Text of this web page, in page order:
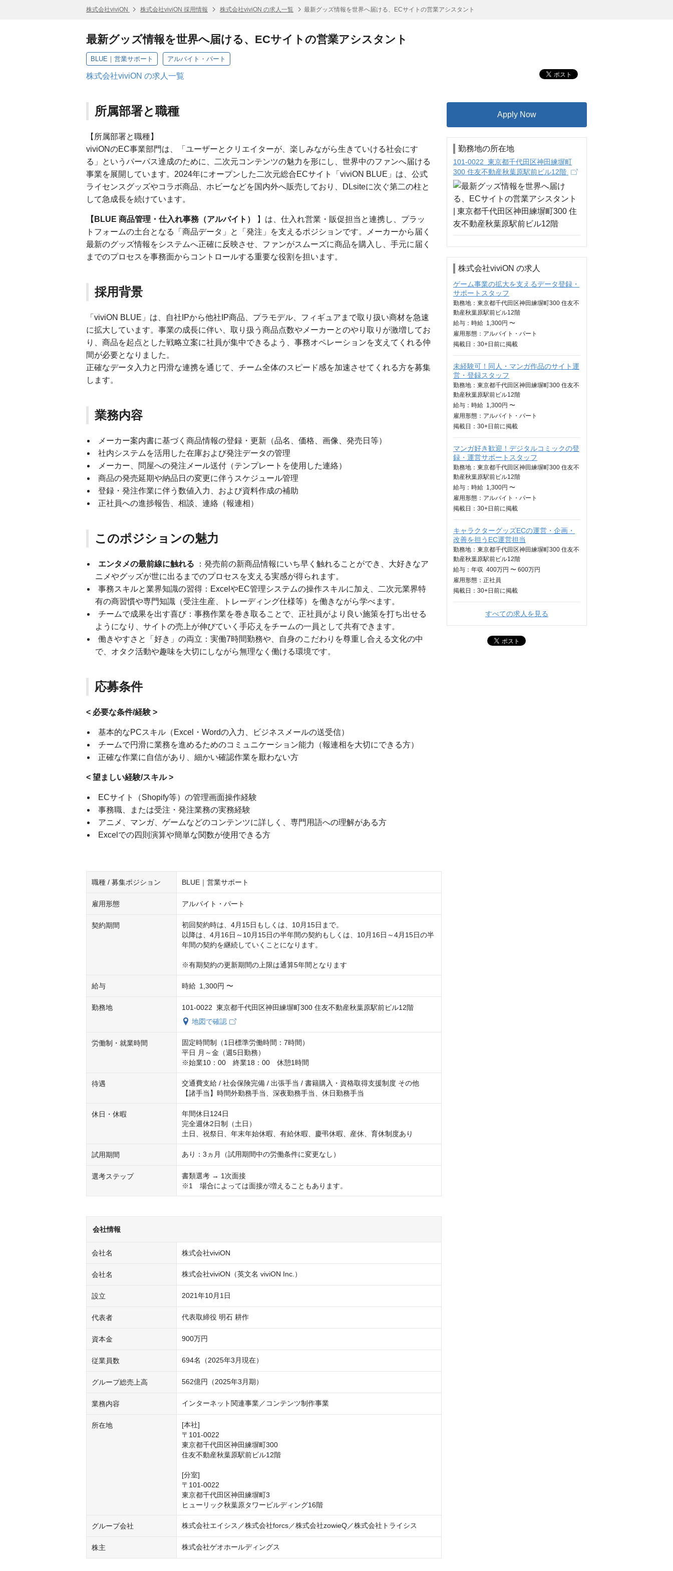
株式会社viviON 株式会社viviON 採用情報 株式会社viviON の求人一覧 最新グッズ情報を世界へ届ける、ECサイトの営業アシスタント
最新グッズ情報を世界へ届ける、ECサイトの営業アシスタント
BLUE｜営業サポート アルバイト・パート
株式会社viviON の求人一覧
所属部署と職種
【所属部署と職種】
viviONのEC事業部門は、「ユーザーとクリエイターが、楽しみながら生きていける社会にす
る」というパーパス達成のために、二次元コンテンツの魅力を形にし、世界中のファンへ届ける
事業を展開しています。2024年にオープンした二次元総合ECサイト「viviON BLUE」は、公式
ライセンスグッズやコラボ商品、ホビーなどを国内外へ販売しており、DLsiteに次ぐ第二の柱と
して急成長を続けています。
【BLUE 商品管理・仕入れ事務（アルバイト）
】は、仕入れ営業・販促担当と連携し、プラッ
トフォームの土台となる「商品データ」と「発注」を支えるポジションです。メーカーから届く
最新のグッズ情報をシステムへ正確に反映させ、ファンがスムーズに商品を購入し、手元に届く
までのプロセスを事務面からコントロールする重要な役割を担います。
採用背景
「viviON BLUE」は、自社IPから他社IP商品、プラモデル、フィギュアまで取り扱い商材を急速
に拡大しています。事業の成長に伴い、取り扱う商品点数やメーカーとのやり取りが激増してお
り、商品を起点とした戦略立案に社員が集中できるよう、事務オペレーションを支えてくれる仲
間が必要となりました。
正確なデータ入力と円滑な連携を通じて、チーム全体のスピード感を加速させてくれる方を募集
します。
業務内容
メーカー案内書に基づく商品情報の登録・更新（品名、価格、画像、発売日等）
社内システムを活用した在庫および発注データの管理
メーカー、問屋への発注メール送付（テンプレートを使用した連絡）
商品の発売延期や納品日の変更に伴うスケジュール管理
登録・発注作業に伴う数値入力、および資料作成の補助
正社員への進捗報告、相談、連絡（報連相）
このポジションの魅力
エンタメの最前線に触れる ：発売前の新商品情報にいち早く触れることができ、大好きなア
ニメやグッズが世に出るまでのプロセスを支える実感が得られます。
事務スキルと業界知識の習得：ExcelやEC管理システムの操作スキルに加え、二次元業界特
有の商習慣や専門知識（受注生産、トレーディング仕様等）を働きながら学べます。
チームで成果を出す喜び：事務作業を巻き取ることで、正社員がより良い施策を打ち出せる
ようになり、サイトの売上が伸びていく手応えをチームの一員として共有できます。
働きやすさと「好き」の両立：実働7時間勤務や、自身のこだわりを尊重し合える文化の中
で、オタク活動や趣味を大切にしながら無理なく働ける環境です。
応募条件
< 必要な条件/経験 >
基本的なPCスキル（Excel・Wordの入力、ビジネスメールの送受信）
チームで円滑に業務を進めるためのコミュニケーション能力（報連相を大切にできる方）
正確な作業に自信があり、細かい確認作業を厭わない方
< 望ましい経験/スキル >
ECサイト（Shopify等）の管理画面操作経験
事務職、または受注・発注業務の実務経験
アニメ、マンガ、ゲームなどのコンテンツに詳しく、専門用語への理解がある方
Excelでの四則演算や簡単な関数が使用できる方
職種 / 募集ポジション BLUE｜営業サポート
雇用形態 アルバイト・パート
契約期間
初回契約時は、4月15日もしくは、10月15日まで。
以降は、4月16日～10月15日の半年間の契約もしくは、10月16日～4月15日の半
年間の契約を継続していくことになります。
※有期契約の更新期間の上限は通算5年間となります
給与 時給 1,300円 〜
勤務地
101-0022 東京都千代田区神田練塀町300 住友不動産秋葉原駅前ビル12階
地図で確認
労働制・就業時間
固定時間制（1日標準労働時間：7時間）
平日 月～金（週5日勤務）
※始業10：00　終業18：00　休憩1時間
待遇
交通費支給 / 社会保険完備 / 出張手当 / 書籍購入・資格取得支援制度 その他
【諸手当】時間外勤務手当、深夜勤務手当、休日勤務手当
休日・休暇
年間休日124日
完全週休2日制（土日）
土日、祝祭日、年末年始休暇、有給休暇、慶弔休暇、産休、育休制度あり
試用期間 あり：3ヵ月（試用期間中の労働条件に変更なし）
選考ステップ
書類選考 → 1次面接
※1　場合によっては面接が増えることもあります。
会社情報
会社名 株式会社viviON
会社名 株式会社viviON（英文名 viviON Inc.）
設立 2021年10月1日
代表者 代表取締役 明石 耕作
資本金 900万円
従業員数 694名（2025年3月現在）
グループ総売上高 562億円（2025年3月期）
業務内容 インターネット関連事業／コンテンツ制作事業
所在地
[本社]
〒101-0022
東京都千代田区神田練塀町300
住友不動産秋葉原駅前ビル12階
[分室]
〒101-0022
東京都千代田区神田練塀町3
ヒューリック秋葉原タワービルディング16階
グループ会社 株式会社エイシス／株式会社forcs／株式会社zowieQ／株式会社トライシス
株主 株式会社ゲオホールディングス
Apply Now
勤務地の所在地
101-0022 東京都千代田区神田練塀町
300 住友不動産秋葉原駅前ビル12階
株式会社viviON の求人
ゲーム事業の拡大を支えるデータ登録・
サポートスタッフ
勤務地：東京都千代田区神田練塀町300 住友不
動産秋葉原駅前ビル12階
給与： 時給 1,300円 〜
雇用形態：アルバイト・パート
掲載日： 30+日 前に掲載
未経験可！同人・マンガ作品のサイト運
営・登録スタッフ
勤務地：東京都千代田区神田練塀町300 住友不
動産秋葉原駅前ビル12階
給与： 時給 1,300円 〜
雇用形態：アルバイト・パート
掲載日： 30+日 前に掲載
マンガ好き歓迎！デジタルコミックの登
録・運営サポートスタッフ
勤務地：東京都千代田区神田練塀町300 住友不
動産秋葉原駅前ビル12階
給与： 時給 1,300円 〜
雇用形態：アルバイト・パート
掲載日： 30+日 前に掲載
キャラクターグッズECの運営・企画・
改善を担うEC運営担当
勤務地：東京都千代田区神田練塀町300 住友不
動産秋葉原駅前ビル12階
給与： 年収 400万円 〜 600万円
雇用形態：正社員
掲載日： 30+日 前に掲載
すべての求人を見る